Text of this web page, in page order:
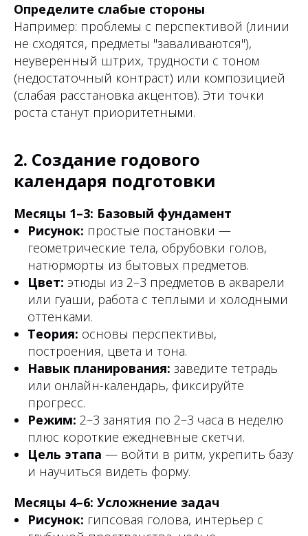
Определите слабые стороны
Например: проблемы с перспективой (линии
не сходятся, предметы "заваливаются"),
неуверенный штрих, трудности с тоном
(недостаточный контраст) или композицией
(слабая расстановка акцентов). Эти точки
роста станут приоритетными.
2. Создание годового
календаря подготовки
Месяцы 1–3: Базовый фундамент
Рисунок: простые постановки —
геометрические тела, обрубовки голов,
натюрморты из бытовых предметов.
Цвет: этюды из 2–3 предметов в акварели
или гуаши, работа с теплыми и холодными
оттенками.
Теория: основы перспективы,
построения, цвета и тона.
Навык планирования: заведите тетрадь
или онлайн-календарь, фиксируйте
прогресс.
Режим: 2–3 занятия по 2–3 часа в неделю
плюс короткие ежедневные скетчи.
Цель этапа — войти в ритм, укрепить базу
и научиться видеть форму.
Месяцы 4–6: Усложнение задач
Рисунок: гипсовая голова, интерьер с